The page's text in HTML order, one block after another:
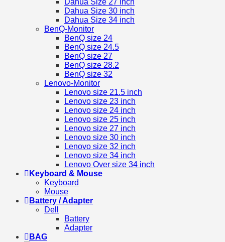
Dahua Size 27 inch
Dahua Size 30 inch
Dahua Size 34 inch
BenQ-Monitor
BenQ size 24
BenQ size 24.5
BenQ size 27
BenQ size 28.2
BenQ size 32
Lenovo-Monitor
Lenovo size 21.5 inch
Lenovo size 23 inch
Lenovo size 24 inch
Lenovo size 25 inch
Lenovo size 27 inch
Lenovo size 30 inch
Lenovo size 32 inch
Lenovo size 34 inch
Lenovo Over size 34 inch
Keyboard & Mouse
Keyboard
Mouse
Battery / Adapter
Dell
Battery
Adapter
BAG